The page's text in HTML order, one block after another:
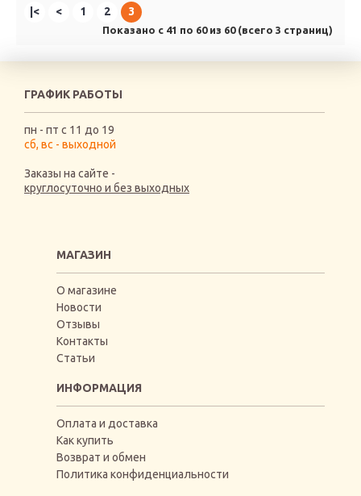
|< < 1 2 3
Показано с 41 по 60 из 60 (всего 3 страниц)
ГРАФИК РАБОТЫ
пн - пт с 11 до 19
сб, вс - выходной
Заказы на сайте -
круглосуточно и без выходных
МАГАЗИН
О магазине
Новости
Отзывы
Контакты
Статьи
ИНФОРМАЦИЯ
Оплата и доставка
Как купить
Возврат и обмен
Политика конфиденциальности